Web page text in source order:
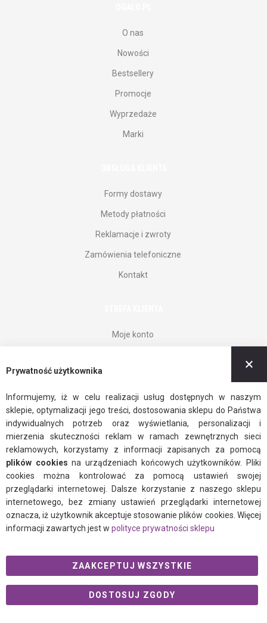
O nas
Nowości
Bestsellery
Promocje
Wyprzedaże
Marki
Formy dostawy
Metody płatności
Reklamacje i zwroty
Zamówienia telefoniczne
Kontakt
Moje konto
Newsletter
Regulamin
Polityka prywatności
facebookinstagram
twitter
© 2021 Ogalo.pl
Prywatność użytkownika
Informujemy, iż w celu realizacji usług dostępnych w naszym
sklepie, optymalizacji jego treści, dostosowania sklepu do Państwa
indywidualnych potrzeb oraz wyświetlania, personalizacji i
mierzenia skuteczności reklam w ramach zewnętrznych sieci
reklamowych, korzystamy z informacji zapisanych za pomocą
plików cookiesna urządzeniach końcowych użytkowników. Pliki
cookies można kontrolować za pomocą ustawień swojej
przeglądarki internetowej. Dalsze korzystanie z naszego sklepu
internetowego, bez zmiany ustawień przeglądarki internetowej
oznacza, iż użytkownik akceptuje stosowanie plików cookies. Więcej
informacji zawartych jest w polityce prywatności sklepu
ZAAKCEPTUJ WSZYSTKIE
DOSTOSUJ ZGODY